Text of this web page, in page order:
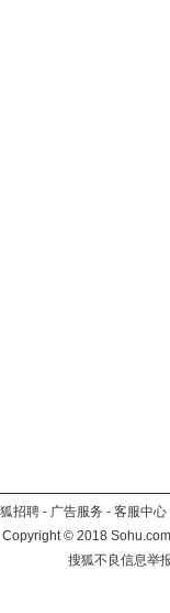
招聘 - 广告服务 - 客服中心
Copyright©2018
搜狐不良信息举